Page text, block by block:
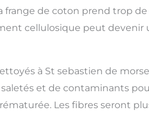
frange de coton prend trop
cellulosique peut devenir
à St sebastien de
et de contaminants
Les fibres seront